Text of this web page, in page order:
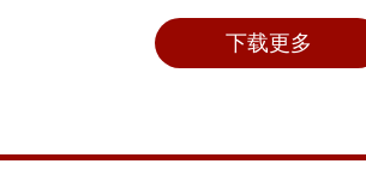
下载更多